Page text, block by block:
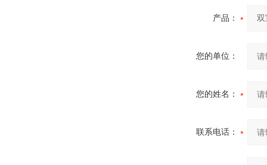
产品：
您的单位：
您的姓名：
联系电话：